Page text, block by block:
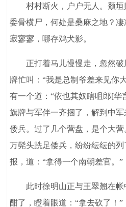
村村断火，户户无人。颓垣
委骨横尸，何处是桑麻之地？
寂寥寥，哪存鸡犬影。
正打着马儿慢慢走，忽然破
牌忙叫：“我是总制爷差来见你
有一个道：“依也其奴瞎咀郎[华
旗牌与军伴一齐捆了，解到中
倭兵。过了几个营盘，是个大
万髡头跣足倭兵，纷纷纭纭的
报，道：“拿得一个南朝差官。”
此时徐明山正与王翠翘在帐
酣了，瞪着眼道：“拿去砍了！”